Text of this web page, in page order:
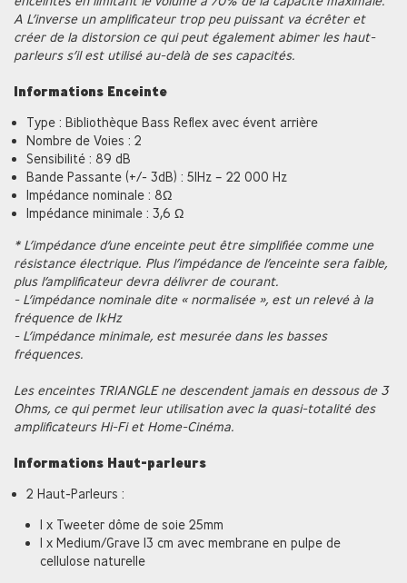
A L’inverse un amplificateur trop peu puissant va écrêter et
créer de la distorsion ce qui peut également abimer les haut-
parleurs s’il est utilisé au-delà de ses capacités.
Informations Enceinte
Type : Bibliothèque Bass Reflex avec évent arrière
Nombre de Voies : 2
Sensibilité : 89 dB
Bande Passante (+/- 3dB) : 51Hz – 22 000 Hz
Impédance nominale : 8Ω
Impédance minimale : 3,6 Ω
* L’impédance d’une enceinte peut être simplifiée comme une
résistance électrique. Plus l’impédance de l’enceinte sera faible,
plus l’amplificateur devra délivrer de courant.
- L’impédance nominale dite « normalisée », est un relevé à la
fréquence de 1kHz
- L’impédance minimale, est mesurée dans les basses
fréquences.
Les enceintes TRIANGLE ne descendent jamais en dessous de 3
Ohms, ce qui permet leur utilisation avec la quasi-totalité des
amplificateurs Hi-Fi et Home-Cinéma.
Informations Haut-parleurs
2 Haut-Parleurs :
1 x Tweeter dôme de soie 25mm
1 x Medium/Grave 13 cm avec membrane en pulpe de
cellulose naturelle